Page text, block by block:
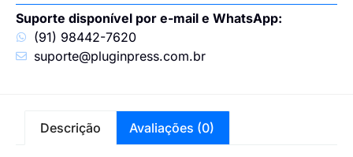
Suporte disponível por e-mail e WhatsApp:
(91) 98442-7620
suporte@pluginpress.com.br
Descrição Avaliações (0)